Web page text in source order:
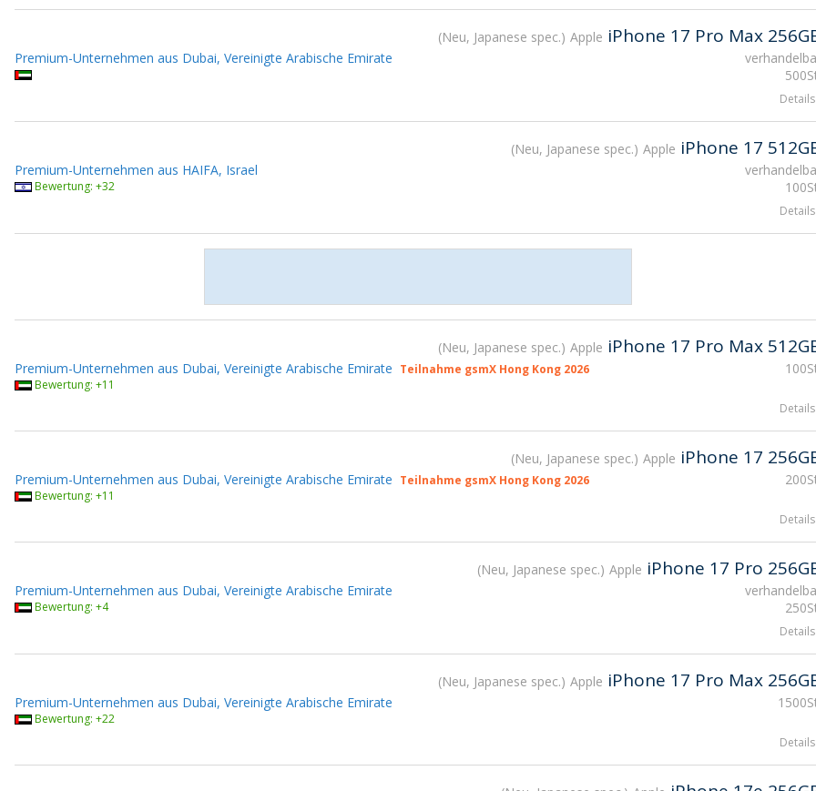
Neu, Japanese spec. Apple iPhone 17 Pro Max
Premium-Unternehmen aus Dubai, Vereinigte Arabische Emirate
Details
Neu, Japanese spec. Apple iPhone 17
Premium-Unternehmen aus HAIFA, Israel
Bewertung: +32
Details
Neu, Japanese spec. Apple iPhone 17 Pro Max
Premium-Unternehmen aus Dubai, Vereinigte Arabische Emirate Teilnahme gsmX Hong Kong 2026
Bewertung: +11
Details
Neu, Japanese spec. Apple iPhone 17
Premium-Unternehmen aus Dubai, Vereinigte Arabische Emirate Teilnahme gsmX Hong Kong 2026
Bewertung: +11
Details
Neu, Japanese spec. Apple iPhone 17 Pro
Premium-Unternehmen aus Dubai, Vereinigte Arabische Emirate
Bewertung: +4
Details
Neu, Japanese spec. Apple iPhone 17 Pro Max
Premium-Unternehmen aus Dubai, Vereinigte Arabische Emirate
Bewertung: +22
Details